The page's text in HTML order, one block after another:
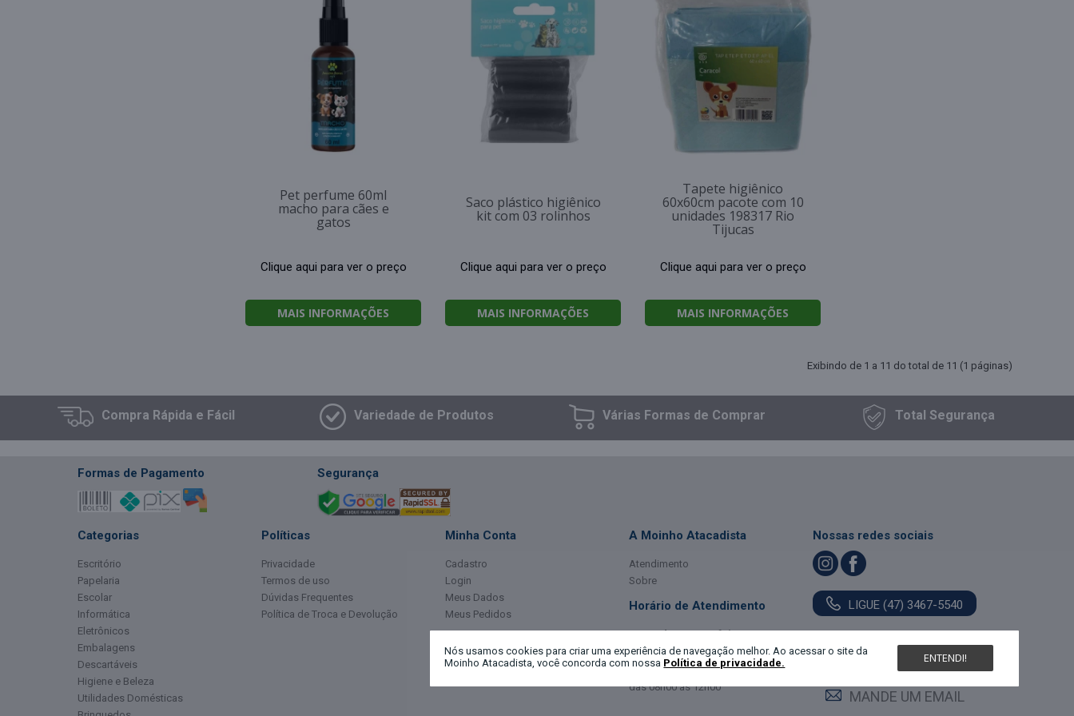
Pet perfume 60ml
macho para cães e
gatos
Clique aqui para ver o preço
MAIS INFORMAÇÕES
Saco plástico higiênico
kit com 03 rolinhos
Clique aqui para ver o preço
MAIS INFORMAÇÕES
Tapete higiênico
60x60cm pacote com 10
unidades 198317 Rio
Tijucas
Clique aqui para ver o preço
MAIS INFORMAÇÕES
Exibindo de 1 a 11 do total de 11 (1 páginas)
Compra Rápida e Fácil Variedade de Produtos Várias Formas de Comprar Total Segurança
Nós usamos cookies para criar uma experiência de navegação melhor. Ao acessar o site da
Moinho Atacadista, você concorda com nossa Política de privacidade. ENTENDI!
Formas de Pagamento Segurança
Categorias
Escritório
Papelaria
Escolar
Informática
Eletrônicos
Embalagens
Descartáveis
Higiene e Beleza
Utilidades Domésticas
Políticas
Privacidade
Termos de uso
Dúvidas Frequentes
Política de Troca e Devolução
Minha Conta
Cadastro
Login
Meus Dados
Meus Pedidos
A Moinho Atacadista
Atendimento
Sobre
Horário de Atendimento
Segunda a Sexta-feira:
das 08h00 às 12h00
das 13h30 às 18h30
das 08h00 às 12h00
Nossas redes sociais
LIGUE (47) 3467-5540
MANDE UM WHATS
MANDE UM EMAIL